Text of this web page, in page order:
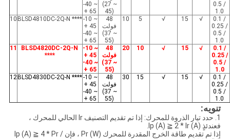
-40 ~
+ 65
(27 ~
45)
0.5 /
1.0
10 BLSD4810DC-2Q-N ****-10 ~
+ 45
-40 ~
+ 65
48
فولت
(37 ~
55)
10 5 √ 15 √
0.1 /
0.25 /
0.5 /
1.0
11
BLSD4820DC-2Q-N
****
-10 ~
+ 45
-40 ~
+ 65
48
فولت
(37 ~
55)
20 10 √ 15 √
0.1 /
0.25 /
0.5 /
1.0
12 BLSD4830DC-2Q-N ****-10 ~
+ 45
-40 ~
+ 65
48
فولت
(37 ~
55)
30 15 √ 15 √
0.1 /
0.25 /
0.5 /
1.0
تنويه:
1. حدد تيار الذروة للمحرك: إذا تم تقديم التصنيف Ir الحالي للمحرك ،
فعندئذٍ Ip (A) ≧ 2 * Ir (A).
إذا تم تقديم طاقة الخرج المقدرة للمحرك Pr (W) ، فإن Ip (A) ≧ 4 * Pr /